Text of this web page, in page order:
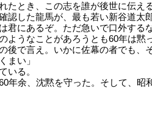
たとき、この志を誰が後世に伝え
認した龍馬が、最も若い新谷道太
君にあるぞ。ただ急いで口外する
ようなことがあろうとも60年は黙
後で言え。いかに佐幕の者でも、
まい」
いる。
年余、沈黙を守った。そして、昭